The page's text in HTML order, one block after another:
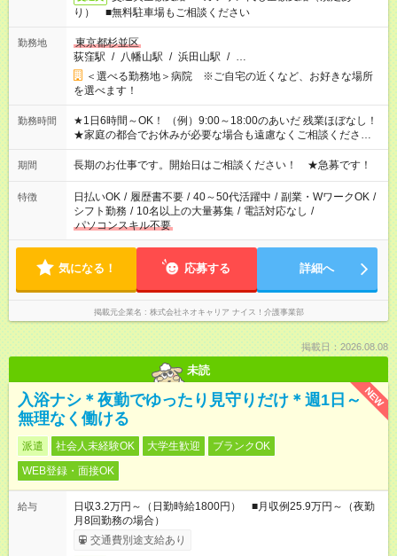
り） ■無料駐車場もご相談ください
勤務地
東京都杉並区
荻窪駅 / 八幡山駅 / 浜田山駅 / …
＜選べる勤務地＞病院 ※ご自宅の近くなど、お好きな場所
を選べます！
勤務時間
★1日6時間～OK！ （例）9:00～18:00のあいだ 残業ほぼなし！
★家庭の都合でお休みが必要な場合も遠慮なくご相談ください。
※シフトはご希望に合わせて調整可能です。 その他、 ＊週4日・
1日7時間 ＊日勤のみ ＊土日休み ＊午前だけ・午後だけ ＊平日
仕事をご紹介できます！ 登録の際に、あなたのご希望をお聞か
せください。
期間 長期のお仕事です。開始日はご相談ください！ ★急募です！
特徴 日払いOK / 履歴書不要 / 40～50代活躍中 / 副業・WワークOK /
シフト勤務 / 10名以上の大量募集 / 電話対応なし /
パソコンスキル不要
気になる！ 応募する 詳細へ
掲載元企業名 株式会社ネオキャリア ナイス！介護事業部
掲載日：2026.08.08
未読
NEW
入浴ナシ＊夜勤でゆったり見守りだけ＊週1日～
無理なく働ける
派遣 社会人未経験OK 大学生歓迎
ブランクOK
WEB登録・面接OK
給与
日収3.2万円～（日勤時給1800円） ■月収例25.9万円～（夜勤
月8回勤務の場合）
交通費別途支給あり